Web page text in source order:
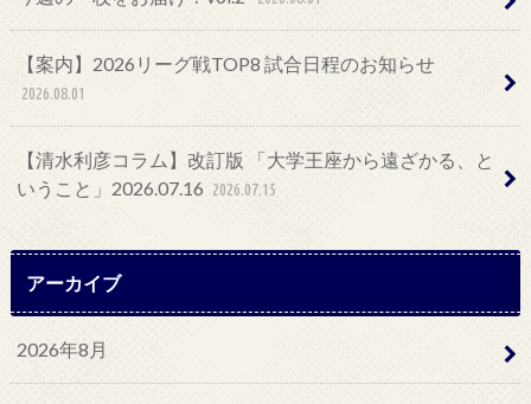
【案内】2026リーグ戦TOP8 試合日程のお知らせ
2026.08.01
【清水利彦コラム】改訂版 「大学王座から遠ざかる、と
いうこと」2026.07.16 2026.07.15
アーカイブ
2026年8月